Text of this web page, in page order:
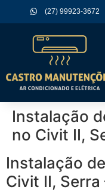
(27) 99923-3672
Instalação
no Civit II,
Instalação
Civit II, Serra